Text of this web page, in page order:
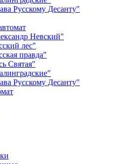
Русскому Десанту"
Невский"
лес"
правда"
Святая"
Русскому Десанту"